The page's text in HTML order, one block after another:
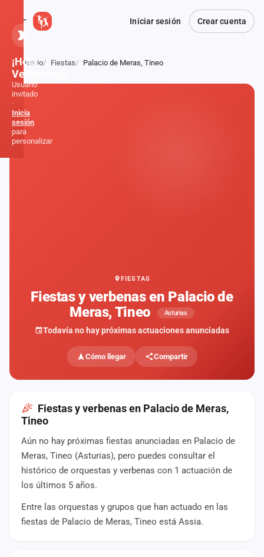
Iniciar sesión Crear cuenta
Atrás
Inicio Fiestas Palacio de Meras, Tineo
FIESTAS
Fiestas y verbenas en Palacio de
Meras, Tineo
Asturias
Todavía no hay próximas actuaciones anunciadas
Cómo llegar Compartir
Fiestas y verbenas en Palacio de Meras,
Tineo
Aún no hay próximas fiestas anunciadas en Palacio de
Meras, Tineo (Asturias), pero puedes consultar el
histórico de orquestas y verbenas con 1 actuación de
los últimos 5 años.
Entre las orquestas y grupos que han actuado en las
fiestas de Palacio de Meras, Tineo está Assia.
¡Hola,
Verbener@!
Usuario
invitado
·
Inicia
sesión
para
personalizar
fiestas
Componentes
Agencias
Rankings
Anuncios
sesión
Crear